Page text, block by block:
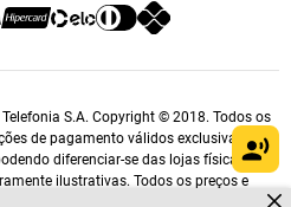
S.A. Copyright © 2018. Todos os
de pagamento válidos exclusivamente
diferenciar-se das lojas físicas. As
ilustrativas. Todos os preços e